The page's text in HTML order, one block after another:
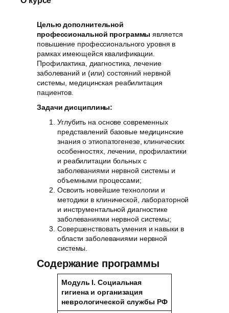
Целью дополнительной
профессиональной программыявляется
повышение профессионального уровня в
рамках имеющейся квалификации.
Профилактика, диагностика, лечение
заболеваний и (или) состояний нервной
системы, медицинская реабилитация
пациентов.
Задачи дисциплины:
Углубить на основе современных
представлений базовые медицинские
знания о этиопатогенезе, клинических
особенностях, лечении, профилактики
и реабилитации больных с
заболеваниями нервной системы и
объемными процессами;
Освоить новейшие технологии и
методики в клинической, лабораторной
и инструментальной диагностике
заболеваниями нервной системы;
Совершенствовать умения и навыки в
области заболеваниями нервной
системы.
Содержание программы
Модуль I. Социальная
гигиена и организация
неврологической службы РФ